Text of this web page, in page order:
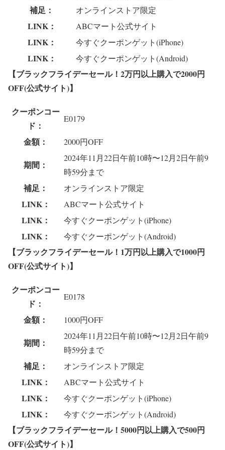
補足： オンラインストア限定
LINK： ABCマート公式サイト
LINK： 今すぐクーポンゲット(iPhone)
LINK： 今すぐクーポンゲット(Android)
【ブラックフライデーセール！2万円以上購入で2000円
OFF(公式サイト)】
クーポンコー
ド：
E0179
金額： 2000円OFF
期間：
2024年11月22日午前10時〜12月2日午前9
時59分まで
補足： オンラインストア限定
LINK： ABCマート公式サイト
LINK： 今すぐクーポンゲット(iPhone)
LINK： 今すぐクーポンゲット(Android)
【ブラックフライデーセール！1万円以上購入で1000円
OFF(公式サイト)】
クーポンコー
ド：
E0178
金額： 1000円OFF
期間：
2024年11月22日午前10時〜12月2日午前9
時59分まで
補足： オンラインストア限定
LINK： ABCマート公式サイト
LINK： 今すぐクーポンゲット(iPhone)
LINK： 今すぐクーポンゲット(Android)
【ブラックフライデーセール！5000円以上購入で500円
OFF(公式サイト)】